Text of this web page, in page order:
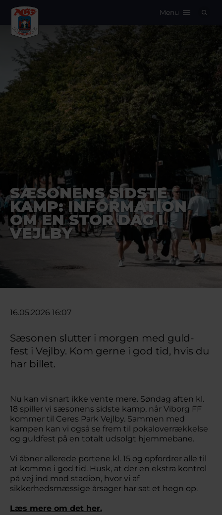
Menu
SÆSONENS SIDSTE
KAMP: INFORMATION
OM EN STOR DAG I
VEJLBY
16.05.2026 16:07
Sæsonen slutter i morgen med guld-
fest i Vejlby. Kom gerne i god tid, hvis du
har billet.
Nu kan vi snart ikke vente mere. Søndag aften kl.
18 spiller vi sæsonens sidste kamp, når Viborg FF
kommer til Ceres Park Vejlby. Sammen med
kampen kan vi også se frem til pokaloverrækkelse
og guldfest på en totalt udsolgt hjemmebane.
Vi åbner allerede portene kl. 15 og opfordrer alle til
at komme i god tid. Husk, at der en ekstra kontrol
på vej ind mod stadion, hvor vi af
sikkerhedsmæssige årsager har sat et hegn op.
Læs mere om det her.